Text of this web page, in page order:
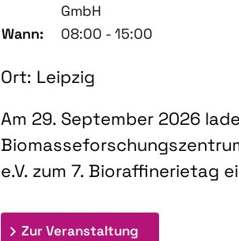
GmbH
Wann:
08:00 - 15:00
Ort: Leipzig
Am 29. September 2026
e.V. zum 7. Bioraffinerietag
Zur Veranstaltung: 7.